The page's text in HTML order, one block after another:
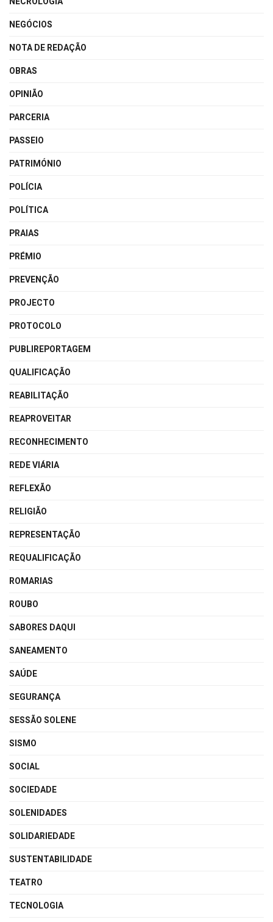
NEGÓCIOS
NOTA DE REDAÇÃO
OBRAS
OPINIÃO
PARCERIA
PASSEIO
PATRIMÓNIO
POLÍCIA
POLÍTICA
PRAIAS
PRÉMIO
PREVENÇÃO
PROJECTO
PROTOCOLO
PUBLIREPORTAGEM
QUALIFICAÇÃO
REABILITAÇÃO
REAPROVEITAR
RECONHECIMENTO
REDE VIÁRIA
REFLEXÃO
RELIGIÃO
REPRESENTAÇÃO
REQUALIFICAÇÃO
ROMARIAS
ROUBO
SABORES DAQUI
SANEAMENTO
SAÚDE
SEGURANÇA
SESSÃO SOLENE
SISMO
SOCIAL
SOCIEDADE
SOLENIDADES
SOLIDARIEDADE
SUSTENTABILIDADE
TEATRO
TECNOLOGIA